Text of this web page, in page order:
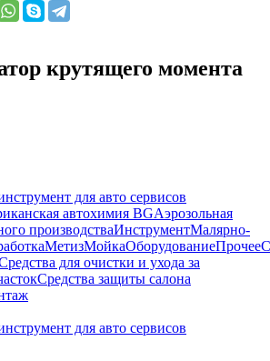
крутящего момента
для авто сервисов
автохимия BGАэрозольная
производстваИнструментМалярно-
МетизМойкаОборудованиеПрочее
для очистки и ухода за
Средства защиты салона
для авто сервисов